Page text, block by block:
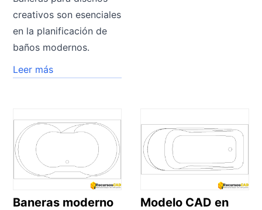
creativos son esenciales
en la planificación de
baños modernos.
Leer más
Baneras moderno
Modelo CAD en